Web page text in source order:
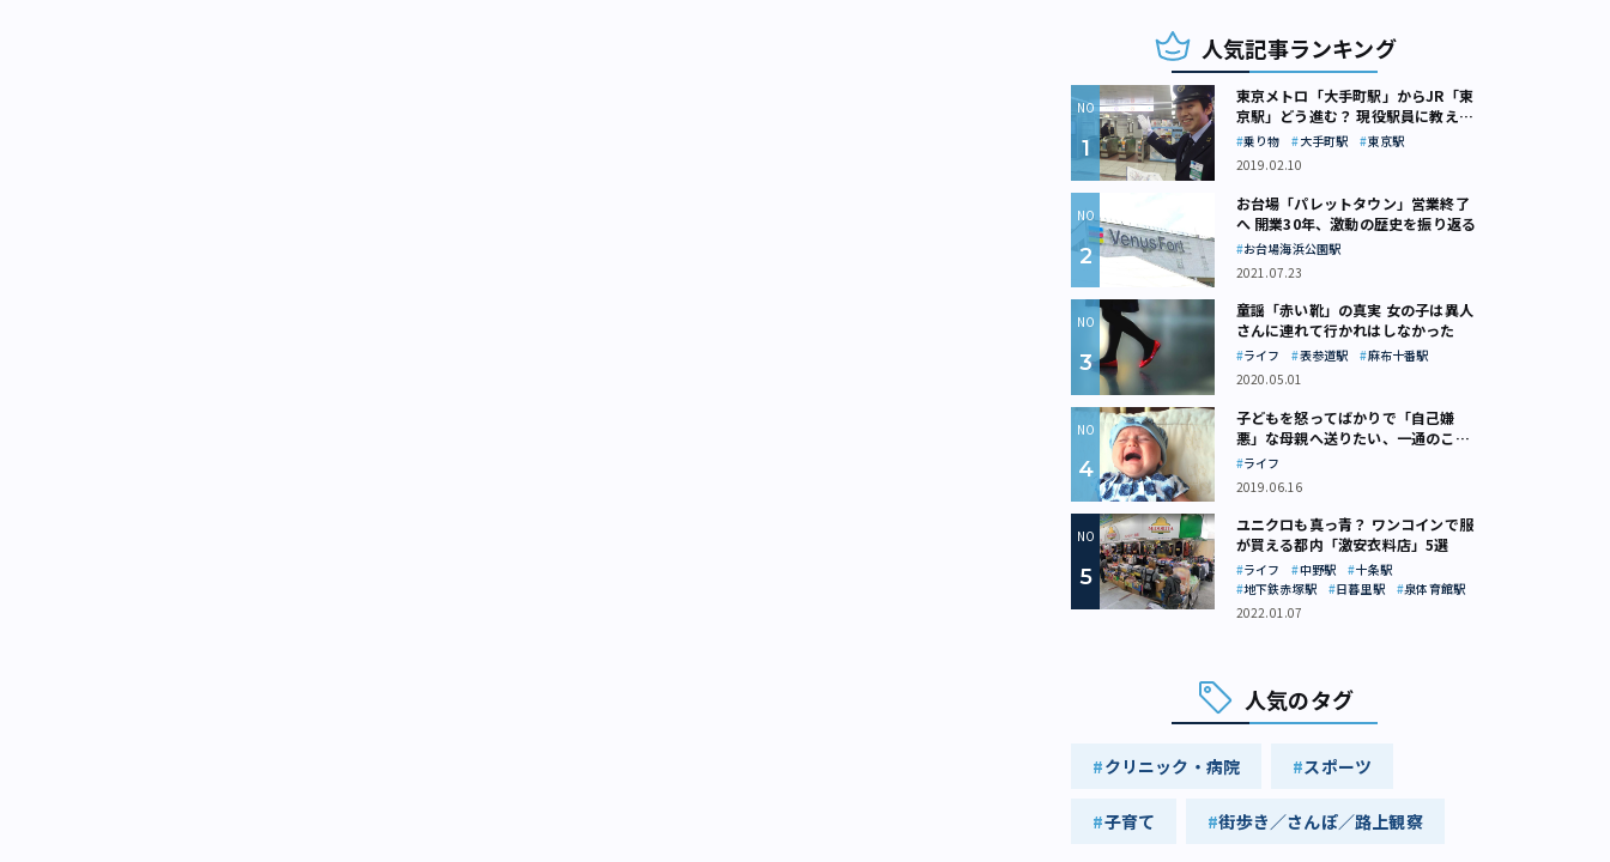
人気記事ランキング
東京メトロ「大手町駅」からJR「東
京駅」どう進む？ 現役駅員に教えて
もらいました
乗り物 大手町駅
東京駅
2019.02.10
お台場「パレットタウン」営業終了
へ 開業30年、激動の歴史を振り返る
お台場海浜公園駅
2021.07.23
童謡「赤い靴」の真実 女の子は異人
さんに連れて行かれはしなかった
ライフ 表参道駅
麻布十番駅
2020.05.01
子どもを怒ってばかりで「自己嫌
悪」な母親へ送りたい、一通のここ
ろの処方箋
ライフ
2019.06.16
ユニクロも真っ青？ ワンコインで服
が買える都内「激安衣料店」5選
ライフ 中野駅
十条駅
地下鉄赤塚駅
日暮里駅
泉体育館駅
2022.01.07
人気のタグ
クリニック・病院 スポーツ
子育て 街歩き／さんぽ／路上観察